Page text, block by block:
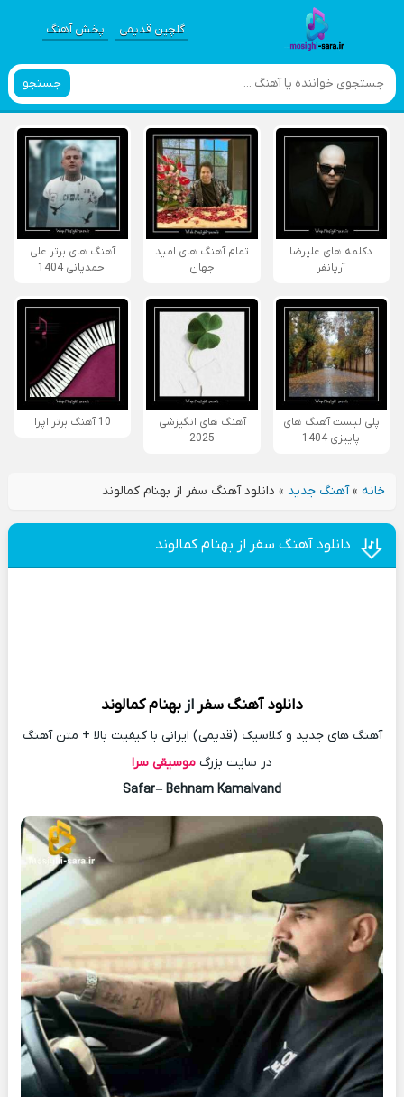
گلچین قدیمی پخش آهنگ
جستجو
دکلمه های علیرضا
آریانفر
تمام آهنگ های امید
جهان
آهنگ های برتر علی
احمدیانی 1404
پلی لیست آهنگ های
پاییزی 1404
آهنگ های انگیزشی
2025
10 آهنگ برتر اپرا
خانه»آهنگ جدید » دانلود آهنگ سفر از بهنام کمالوند
دانلود آهنگ سفر از بهنام کمالوند
دانلود آهنگسفر ازبهنام کمالوند
آهنگ های جدید و کلاسیک (قدیمی) ایرانی با کیفیت بالا + متن آهنگ
در سایت بزرگ موسیقی سرا
Safar– Behnam Kamalvand